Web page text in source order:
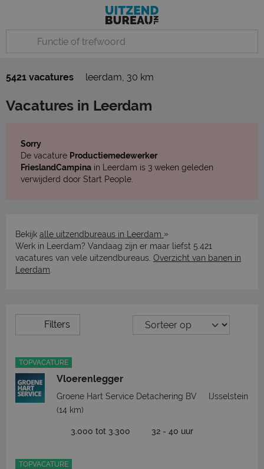
5421 vacatures leerdam, 30 km
Vacatures in Leerdam
Sorry
De vacature Productiemedewerker
FrieslandCampina in Leerdam is 3 weken geleden
verwijderd door Start People.
Bekijk alle uitzendbureaus in Leerdam »
Werk in Leerdam? Vandaag zijn er maar liefst 5.421
vacatures van vele uitzendbureaus. Overzicht van banen in
Leerdam
Filters
TOPVACATURE
Vloerenlegger
Groene Hart Service Detachering BV
IJsselstein
(14 km)
3.000 tot 3.300 32 - 40 uur
TOPVACATURE